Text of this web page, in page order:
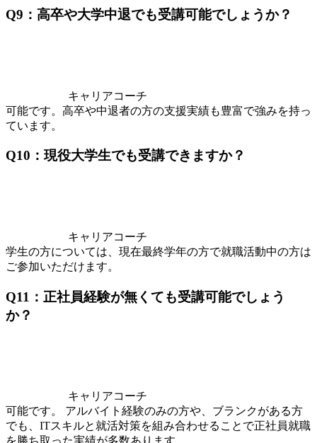
Q9：高卒や大学中退でも受講可能でしょうか？
キャリアコーチ
可能です。高卒や中退者の方の支援実績も豊富で強みを持っ
ています。
Q10：現役大学生でも受講できますか？
キャリアコーチ
学生の方については、現在最終学年の方で就職活動中の方は
ご参加いただけます。
Q11：正社員経験が無くても受講可能でしょう
か？
キャリアコーチ
可能です。 アルバイト経験のみの方や、ブランクがある方
でも、ITスキルと就活対策を組み合わせることで正社員就職